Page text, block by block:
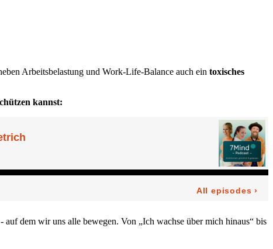
Arbeitsbelastung und Work-Life-Balance auch ein toxisches
kannst:
dem wir uns alle bewegen. Von „Ich wachse über mich hinaus“ bis